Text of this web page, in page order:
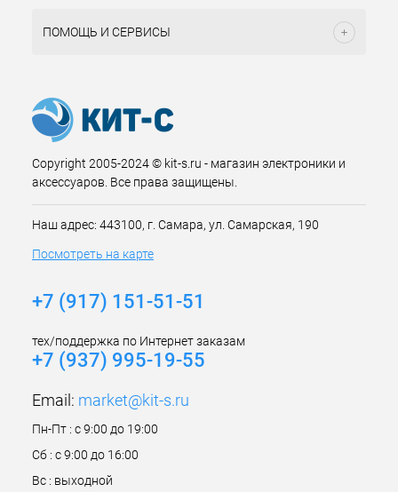
ПОМОЩЬ И СЕРВИСЫ
Copyright 2005-2024 © kit-s.ru - магазин электроники и
аксессуаров. Все права защищены.
Наш адрес: 443100, г. Самара, ул. Самарская, 190
Посмотреть на карте
+7 (917) 151-51-51
тех/поддержка по Интернет заказам
+7 (937) 995-19-55
Email: market@kit-s.ru
Пн-Пт : с 9:00 до 19:00
Сб : с 9:00 до 16:00
Вс : выходной